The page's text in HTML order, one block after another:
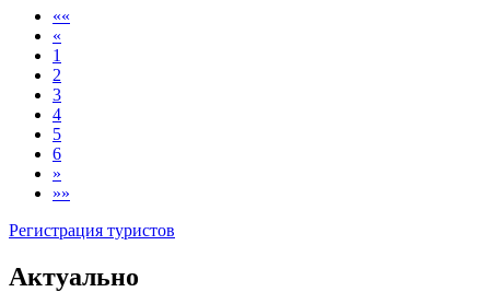
««
«
1
2
3
4
5
6
»
»»
Регистрация туристов
Актуально